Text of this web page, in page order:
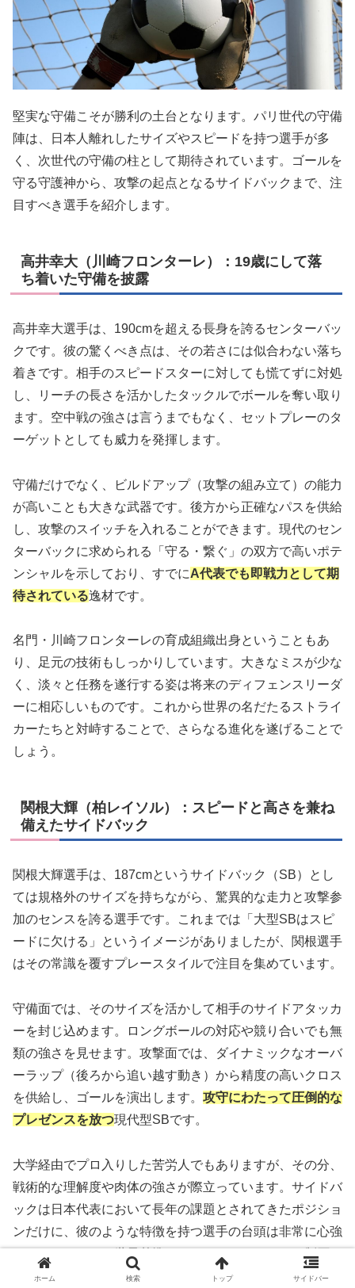
堅実な守備こそが勝利の土台となります。パリ世代の守備
陣は、日本人離れしたサイズやスピードを持つ選手が多
く、次世代の守備の柱として期待されています。ゴールを
守る守護神から、攻撃の起点となるサイドバックまで、注
目すべき選手を紹介します。
高井幸大（川崎フロンターレ）：19歳にして落
ち着いた守備を披露
高井幸大選手は、190cmを超える長身を誇るセンターバッ
クです。彼の驚くべき点は、その若さには似合わない落ち
着きです。相手のスピードスターに対しても慌てずに対処
し、リーチの長さを活かしたタックルでボールを奪い取り
ます。空中戦の強さは言うまでもなく、セットプレーのタ
ーゲットとしても威力を発揮します。
守備だけでなく、ビルドアップ（攻撃の組み立て）の能力
が高いことも大きな武器です。後方から正確なパスを供給
し、攻撃のスイッチを入れることができます。現代のセン
ターバックに求められる「守る・繋ぐ」の双方で高いポテ
ンシャルを示しており、すでにA代表でも即戦力として期
待されている逸材です。
名門・川崎フロンターレの育成組織出身ということもあ
り、足元の技術もしっかりしています。大きなミスが少な
く、淡々と任務を遂行する姿は将来のディフェンスリーダ
ーに相応しいものです。これから世界の名だたるストライ
カーたちと対峙することで、さらなる進化を遂げることで
しょう。
関根大輝（柏レイソル）：スピードと高さを兼ね
備えたサイドバック
関根大輝選手は、187cmというサイドバック（SB）とし
ては規格外のサイズを持ちながら、驚異的な走力と攻撃参
加のセンスを誇る選手です。これまでは「大型SBはスピ
ードに欠ける」というイメージがありましたが、関根選手
はその常識を覆すプレースタイルで注目を集めています。
守備面では、そのサイズを活かして相手のサイドアタッカ
ーを封じ込めます。ロングボールの対応や競り合いでも無
類の強さを見せます。攻撃面では、ダイナミックなオーバ
ーラップ（後ろから追い越す動き）から精度の高いクロス
を供給し、ゴールを演出します。 攻守にわたって圧倒的な
プレゼンスを放つ現代型SBです。
大学経由でプロ入りした苦労人でもありますが、その分、
戦術的な理解度や肉体の強さが際立っています。サイドバ
ックは日本代表において長年の課題とされてきたポジショ
ンだけに、彼のような特徴を持つ選手の台頭は非常に心強
いニュースです。世界基準のフィジカルでサイドを制圧す
る姿が期待されます。
ホーム 検索 トップ サイドバー